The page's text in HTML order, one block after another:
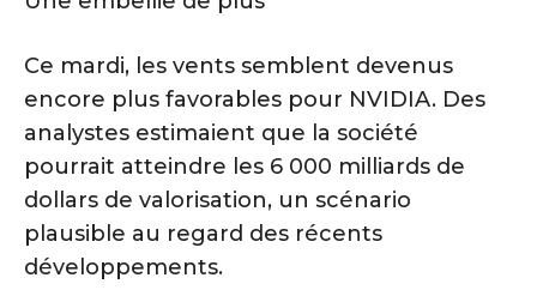
Ce mardi, les vents semblent devenus
encore plus favorables pour NVIDIA. Des
analystes estimaient que la société
pourrait atteindre les 6 000 milliards de
dollars de valorisation, un scénario
plausible au regard des récents
développements.